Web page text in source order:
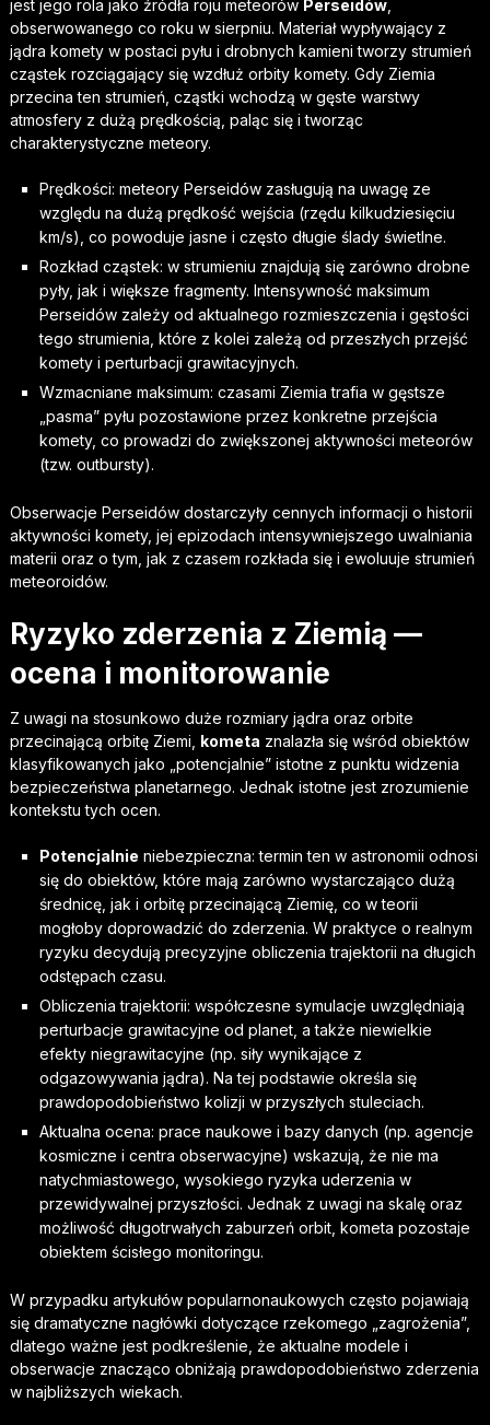
jest jego rola jako źródła roju meteorów Perseidów,
obserwowanego co roku w sierpniu. Materiał wypływający z
jądra komety w postaci pyłu i drobnych kamieni tworzy strumień
cząstek rozciągający się wzdłuż orbity komety. Gdy Ziemia
przecina ten strumień, cząstki wchodzą w gęste warstwy
atmosfery z dużą prędkością, paląc się i tworząc
charakterystyczne meteory.
Prędkości: meteory Perseidów zasługują na uwagę ze
względu na dużą prędkość wejścia (rzędu kilkudziesięciu
km/s), co powoduje jasne i często długie ślady świetlne.
Rozkład cząstek: w strumieniu znajdują się zarówno drobne
pyły, jak i większe fragmenty. Intensywność maksimum
Perseidów zależy od aktualnego rozmieszczenia i gęstości
tego strumienia, które z kolei zależą od przeszłych przejść
komety i perturbacji grawitacyjnych.
Wzmacniane maksimum: czasami Ziemia trafia w gęstsze
„pasma” pyłu pozostawione przez konkretne przejścia
komety, co prowadzi do zwiększonej aktywności meteorów
(tzw. outbursty).
Obserwacje Perseidów dostarczyły cennych informacji o historii
aktywności komety, jej epizodach intensywniejszego uwalniania
materii oraz o tym, jak z czasem rozkłada się i ewoluuje strumień
meteoroidów.
Ryzyko zderzenia z Ziemią —
ocena i monitorowanie
Z uwagi na stosunkowo duże rozmiary jądra oraz orbite
przecinającą orbitę Ziemi, kometa znalazła się wśród obiektów
klasyfikowanych jako „potencjalnie” istotne z punktu widzenia
bezpieczeństwa planetarnego. Jednak istotne jest zrozumienie
kontekstu tych ocen.
Potencjalnie niebezpieczna: termin ten w astronomii odnosi
się do obiektów, które mają zarówno wystarczająco dużą
średnicę, jak i orbitę przecinającą Ziemię, co w teorii
mogłoby doprowadzić do zderzenia. W praktyce o realnym
ryzyku decydują precyzyjne obliczenia trajektorii na długich
odstępach czasu.
Obliczenia trajektorii: współczesne symulacje uwzględniają
perturbacje grawitacyjne od planet, a także niewielkie
efekty niegrawitacyjne (np. siły wynikające z
odgazowywania jądra). Na tej podstawie określa się
prawdopodobieństwo kolizji w przyszłych stuleciach.
Aktualna ocena: prace naukowe i bazy danych (np. agencje
kosmiczne i centra obserwacyjne) wskazują, że nie ma
natychmiastowego, wysokiego ryzyka uderzenia w
przewidywalnej przyszłości. Jednak z uwagi na skalę oraz
możliwość długotrwałych zaburzeń orbit, kometa pozostaje
obiektem ścisłego monitoringu.
W przypadku artykułów popularnonaukowych często pojawiają
się dramatyczne nagłówki dotyczące rzekomego „zagrożenia”,
dlatego ważne jest podkreślenie, że aktualne modele i
obserwacje znacząco obniżają prawdopodobieństwo zderzenia
w najbliższych wiekach.